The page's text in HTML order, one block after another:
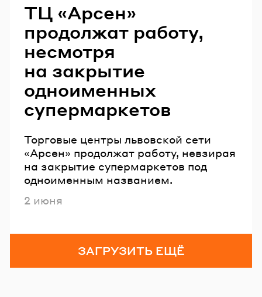
ТЦ «Арсен»
продолжат работу,
несмотря
на закрытие
одноименных
супермаркетов
Торговые центры львовской сети
«Арсен» продолжат работу, невзирая
на закрытие супермаркетов под
одноименным названием.
Опубликовано
2 июня
ЗАГРУЗИТЬ ЕЩЁ